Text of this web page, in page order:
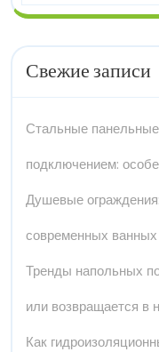
Свежие записи
Стальные
подключением:
Душевые
современных ванных
Тренды напольных
или возвращается в
Как